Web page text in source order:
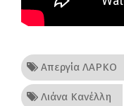
Απεργία ΛΑΡΚΟ
Λιάνα Κανέλλη